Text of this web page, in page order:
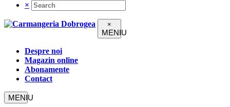
×
×
Despre noi
Magazin online
Abonamente
Contact